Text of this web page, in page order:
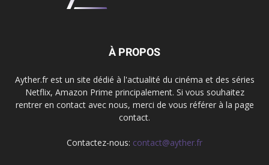
À PROPOS
Ayther.fr est un site dédié à l'actualité du cinéma et des séries
Netflix, Amazon Prime principalement. Si vous souhaitez
rentrer en contact avec nous, merci de vous référer à la page
contact.
Contactez-nous: contact@ayther.fr